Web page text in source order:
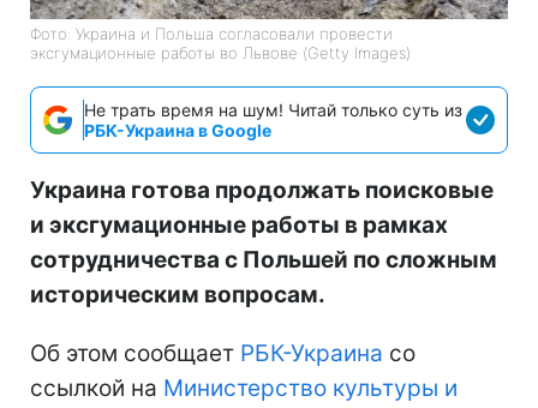
Фото: Украина и Польша согласовали провести
эксгумационные работы во Львове (Getty Images)
Не трать время на шум! Читай только суть из
РБК-Украина в Google
Украина готова продолжать поисковые
и эксгумационные работы в рамках
сотрудничества с Польшей по сложным
историческим вопросам.
Об этом сообщает РБК-Украина со
ссылкой на Министерство культуры и